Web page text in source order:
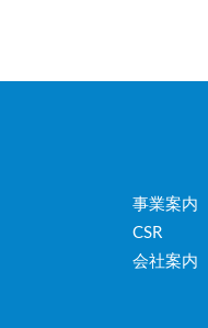
事業案内
CSR
会社案内